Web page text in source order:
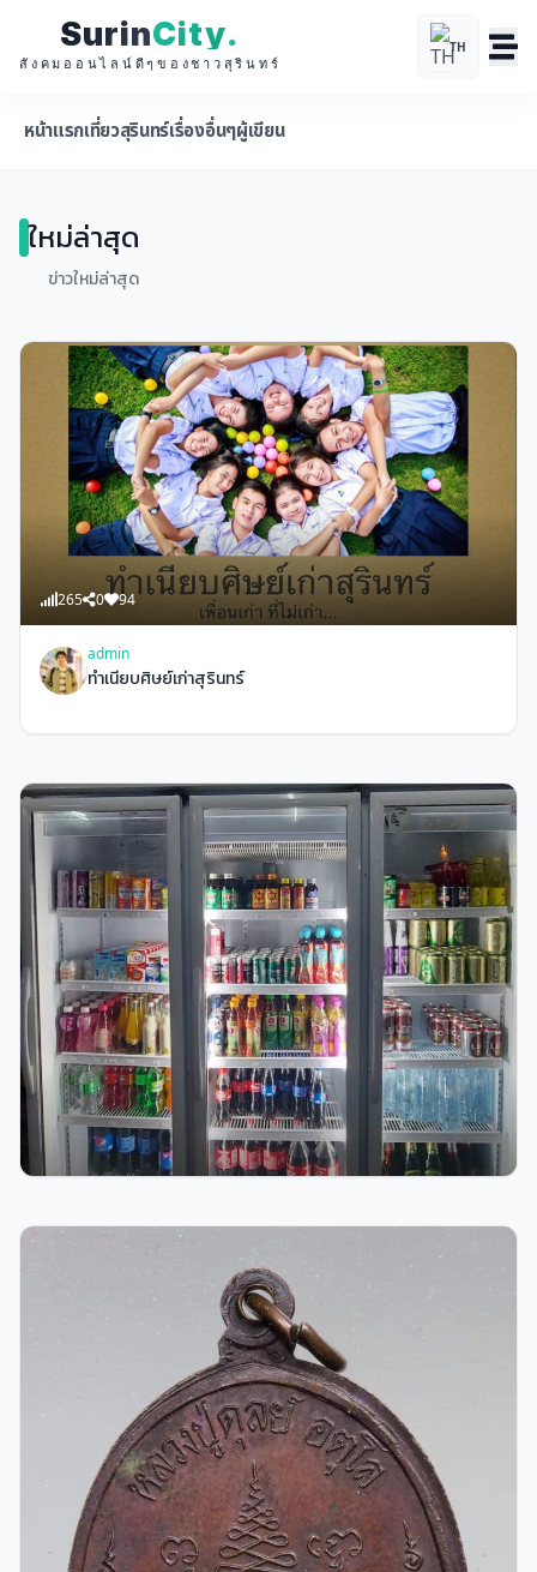
SurinCity.
สังคมออนไลน์ดีๆของชาวสุรินทร์
TH
หน้าแรกเที่ยวสุรินทร์เรื่องอื่นๆผู้เขียน
ใหม่ล่าสุด
ข่าวใหม่ล่าสุด
265 0 94
admin
ทำเนียบศิษย์เก่าสุรินทร์
เปิดร้านค้าเล็กๆ สร้างรายได้งาม